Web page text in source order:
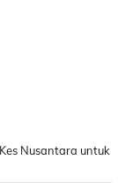
Nusantara untuk